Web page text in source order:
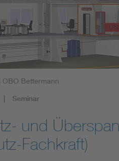
Digital
| OBO Bettermann
Seminar
und
Fachkraft)